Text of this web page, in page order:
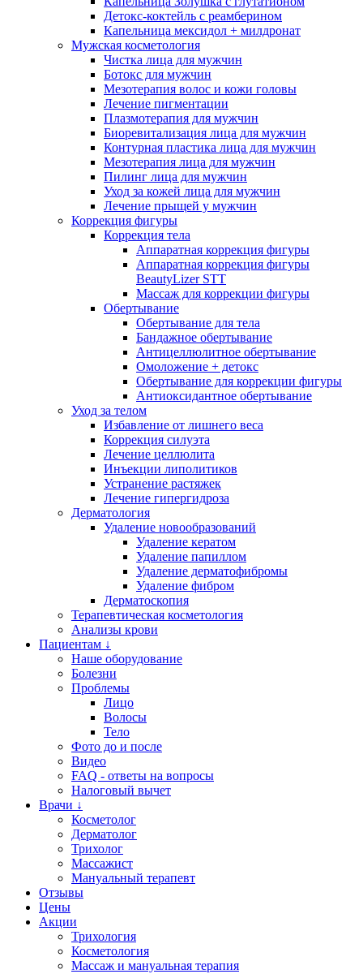
Детокс-коктейль с реамберином
Капельница мексидол + милдронат
Мужская косметология
Чистка лица для мужчин
Ботокс для мужчин
Мезотерапия волос и кожи головы
Лечение пигментации
Плазмотерапия для мужчин
Биоревитализация лица для мужчин
Контурная пластика лица для мужчин
Мезотерапия лица для мужчин
Пилинг лица для мужчин
Уход за кожей лица для мужчин
Лечение прыщей у мужчин
Коррекция фигуры
Коррекция тела
Аппаратная коррекция фигуры
Аппаратная коррекция фигуры
BeautyLizer STT
Массаж для коррекции фигуры
Обертывание
Обертывание для тела
Бандажное обертывание
Антицеллюлитное обертывание
Омоложение + детокс
Обертывание для коррекции фигуры
Антиоксидантное обертывание
Уход за телом
Избавление от лишнего веса
Коррекция силуэта
Лечение целлюлита
Инъекции липолитиков
Устранение растяжек
Лечение гипергидроза
Дерматология
Удаление новообразований
Удаление кератом
Удаление папиллом
Удаление дерматофибромы
Удаление фибром
Дерматоскопия
Терапевтическая косметология
Анализы крови
Пациентам ↓
Наше оборудование
Болезни
Проблемы
Лицо
Волосы
Тело
Фото до и после
Видео
FAQ - ответы на вопросы
Налоговый вычет
Врачи ↓
Косметолог
Дерматолог
Трихолог
Массажист
Мануальный терапевт
Отзывы
Цены
Акции
Трихология
Косметология
Массаж и мануальная терапия